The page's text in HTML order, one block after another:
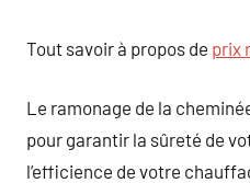
Tout savoir à propos de prix
Le ramonage de la
pour garantir la sûreté de
l’efficience de votre